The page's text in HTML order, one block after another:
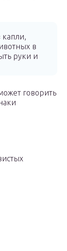
капли,
в
руки и
говорить